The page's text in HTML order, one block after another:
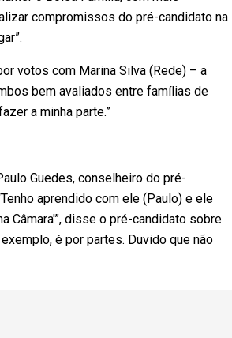
compromissos do pré-candidato na
votos com Marina Silva (Rede) – a
bem avaliados entre famílias de
a minha parte.”
Guedes, conselheiro do pré-
aprendido com ele (Paulo) e ele
Câmara'”, disse o pré-candidato sobre
é por partes. Duvido que não